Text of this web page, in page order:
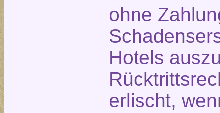
ohne
Hotels
erlischt,